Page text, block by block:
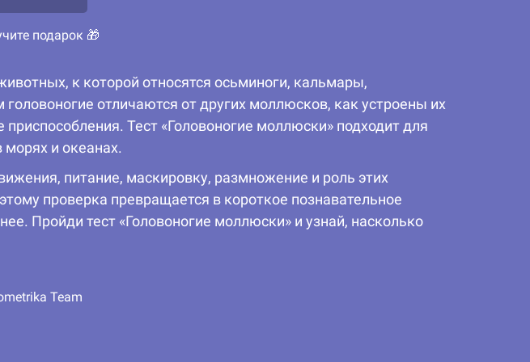
подарок 🎁
к которой относятся осьминоги, кальмары,
отличаются от других моллюсков, как устроены их
Тест «Головоногие моллюски» подходит для
морях и океанах.
питание, маскировку, размножение и роль этих
проверка превращается в короткое познавательное
Пройди тест «Головоногие моллюски» и узнай, насколько
Team